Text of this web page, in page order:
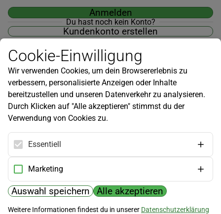
Anmelden
Du hast noch kein Konto?
Kundenkonto erstellen
Newsletter
Infos zu neuen Produkten, Gartentipps und mehr findest du in
unserem Newsletter!
Jetzt anmelden
Hilfe
Kundenservice
Widerrufsbelehrung
Cookie-Einwilligung
Wir verwenden Cookies, um dein Browsererlebnis zu
verbessern, personalisierte Anzeigen oder Inhalte
bereitzustellen und unseren Datenverkehr zu analysieren.
Durch Klicken auf "Alle akzeptieren" stimmst du der
Verwendung von Cookies zu.
Essentiell
Marketing
Auswahl speichern Alle akzeptieren
Weitere Informationen findest du in unserer Datenschutzerklärung